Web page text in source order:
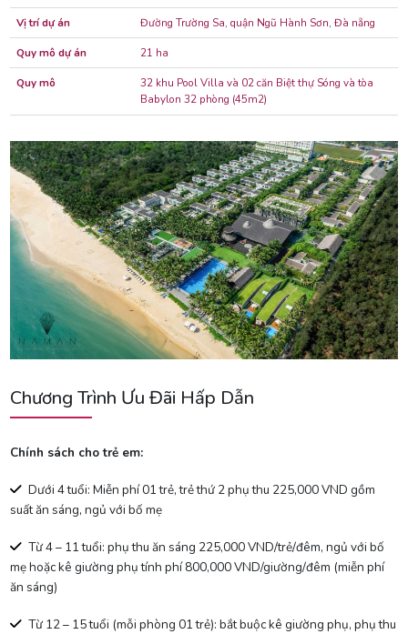
Vị trí dự án Đường Trường Sa, quận Ngũ Hành Sơn, Đà nẵng
Quy mô dự án 21 ha
Quy mô
32 khu Pool Villa và 02 căn Biệt thự Sóng và tòa
Babylon 32 phòng (45m2)
Chương Trình Ưu Đãi Hấp Dẫn
Chính sách cho trẻ em:
Dưới 4 tuổi: Miễn phí 01 trẻ, trẻ thứ 2 phụ thu 225,000 VND gồm
suất ăn sáng, ngủ với bố mẹ
Từ 4 – 11 tuổi: phụ thu ăn sáng 225,000 VND/trẻ/đêm, ngủ với bố
mẹ hoặc kê giường phụ tính phí 800,000 VND/giường/đêm (miễn phí
ăn sáng)
Từ 12 – 15 tuổi (mỗi phòng 01 trẻ): bắt buộc kê giường phụ, phụ thu